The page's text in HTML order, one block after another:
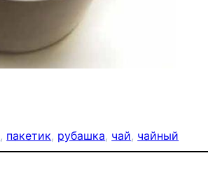
, пакетик, рубашка, чай, чайный